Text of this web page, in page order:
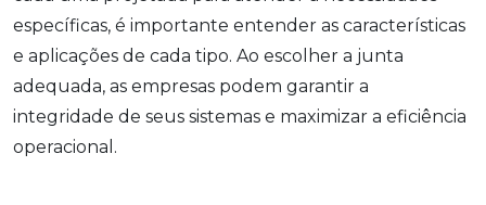
específicas, é importante entender as características
e aplicações de cada tipo. Ao escolher a junta
adequada, as empresas podem garantir a
integridade de seus sistemas e maximizar a eficiência
operacional.